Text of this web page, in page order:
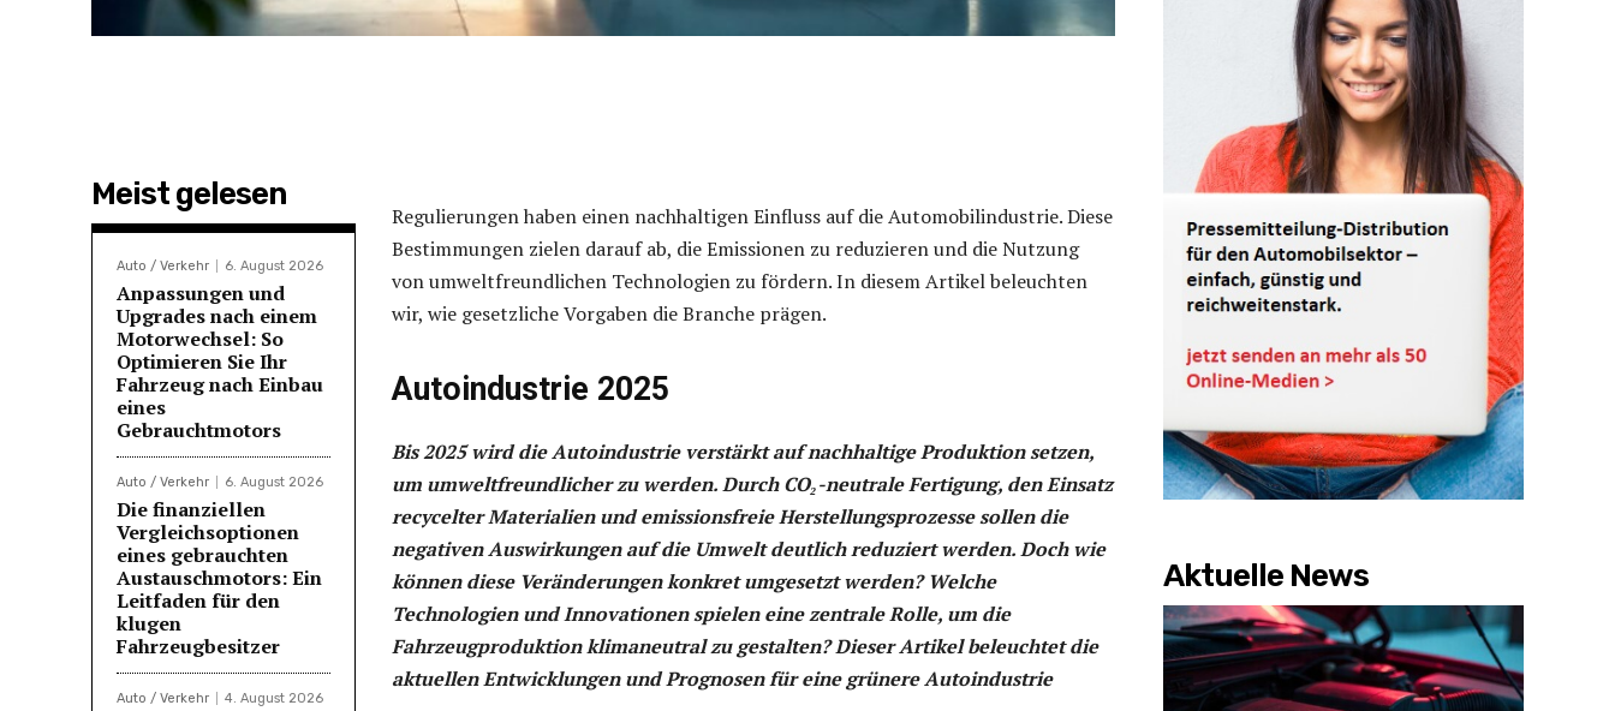
Meist gelesen
Auto / Verkehr 6. August 2026
Anpassungen und
Upgrades nach einem
Motorwechsel: So
Optimieren Sie Ihr
Fahrzeug nach Einbau
eines
Gebrauchtmotors
Auto / Verkehr 6. August 2026
Die finanziellen
Vergleichsoptionen
eines gebrauchten
Austauschmotors: Ein
Leitfaden für den
klugen
Fahrzeugbesitzer
Auto / Verkehr 4. August 2026
Regulierungen haben einen nachhaltigen Einfluss auf die Automobilindustrie. Diese
Bestimmungen zielen darauf ab, die Emissionen zu reduzieren und die Nutzung
von umweltfreundlichen Technologien zu fördern. In diesem Artikel beleuchten
wir, wie gesetzliche Vorgaben die Branche prägen.
Autoindustrie 2025
Bis 2025 wird die Autoindustrie verstärkt auf nachhaltige Produktion setzen,
um umweltfreundlicher zu werden. Durch CO₂-neutrale Fertigung, den Einsatz
recycelter Materialien und emissionsfreie Herstellungsprozesse sollen die
negativen Auswirkungen auf die Umwelt deutlich reduziert werden. Doch wie
können diese Veränderungen konkret umgesetzt werden? Welche
Technologien und Innovationen spielen eine zentrale Rolle, um die
Fahrzeugproduktion klimaneutral zu gestalten? Dieser Artikel beleuchtet die
aktuellen Entwicklungen und Prognosen für eine grünere Autoindustrie
Aktuelle News